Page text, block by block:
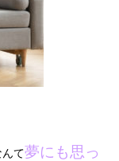
んて夢にも思っ